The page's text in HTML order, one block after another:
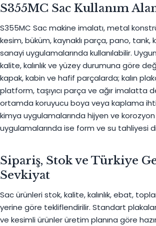
S355MC Sac Kullanım
S355MC Sac makine imalatı, metal
kesim, büküm, kaynaklı parça, pano,
sanayi uygulamalarında kullanılabilir.
kalite, kalınlık ve yüzey durumuna göre
kapak, kabin ve hafif parçalarda; kalın
platform, taşıyıcı parça ve ağır imalatta
ortamda koruyucu boya veya kaplama
kimya uygulamalarında hijyen ve korozyon
uygulamalarında ise form ve su tahliyesi
Sipariş, Stok ve Türkiye
Sevkiyat
Sac ürünleri stok, kalite, kalınlık, ebat,
yerine göre tekliflendirilir. Standart
ve kesimli ürünler üretim planına göre